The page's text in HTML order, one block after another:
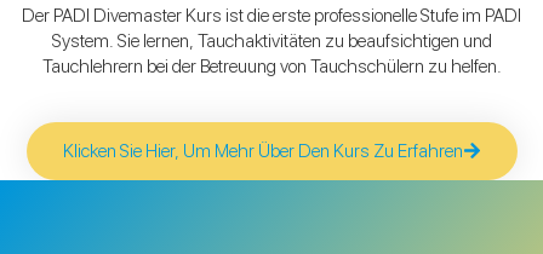
Der PADI Divemaster Kurs ist die erste professionelle Stufe im PADI
System. Sie lernen, Tauchaktivitäten zu beaufsichtigen und
Tauchlehrern bei der Betreuung von Tauchschülern zu helfen.
Klicken Sie Hier, Um Mehr Über Den Kurs Zu Erfahren